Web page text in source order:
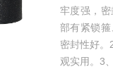
牢度强，
部有紧锁箍
密封性好。
观实用。3